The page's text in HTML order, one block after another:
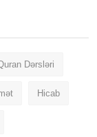
Dərsləri
Hicab